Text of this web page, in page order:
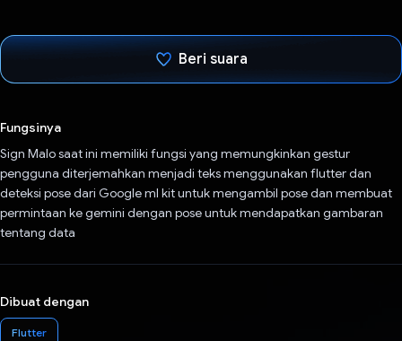
Beri suara
Fungsinya
Sign Malo saat ini memiliki fungsi yang memungkinkan gestur
pengguna diterjemahkan menjadi teks menggunakan flutter dan
deteksi pose dari Google ml kit untuk mengambil pose dan membuat
permintaan ke gemini dengan pose untuk mendapatkan gambaran
tentang data
Dibuat dengan
Flutter